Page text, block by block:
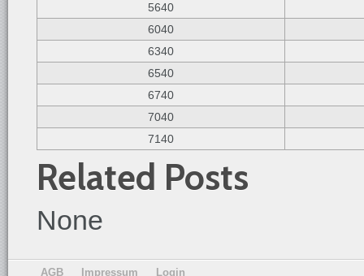
5640
6040
6340
6540
6740
7040
7140
Related Posts
None
AGB Impressum Login